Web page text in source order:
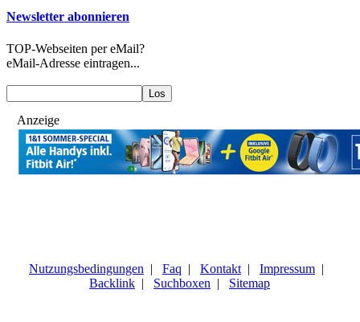
Newsletter abonnieren
TOP-Webseiten per eMail?
eMail-Adresse eintragen...
Anzeige
Nutzungsbedingungen | Faq | Kontakt | Impressum |
Backlink | Suchboxen | Sitemap